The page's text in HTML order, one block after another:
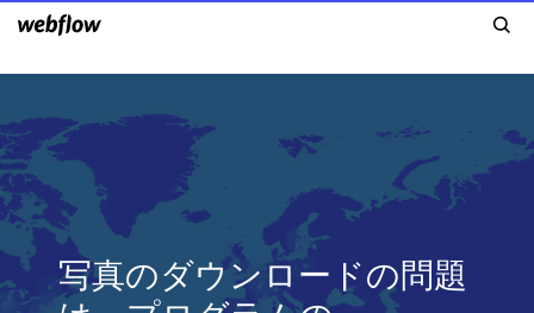
写真のダウンロードの問題